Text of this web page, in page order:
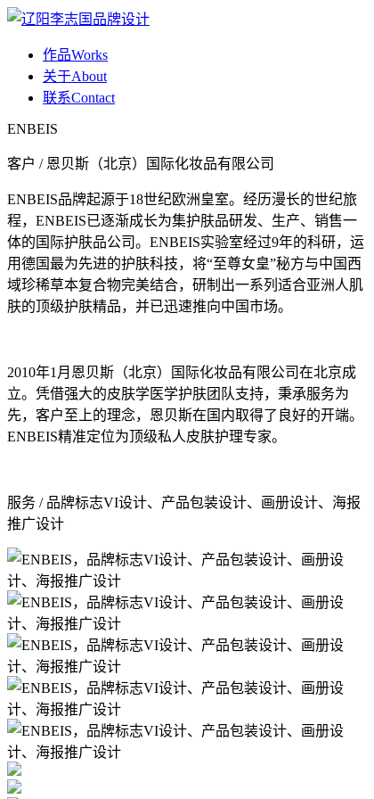
作品Works
关于About
联系Contact
ENBEIS
客户 / 恩贝斯（北京）国际化妆品有限公司
ENBEIS品牌起源于18世纪欧洲皇室。经历漫长的世纪旅
程，ENBEIS已逐渐成长为集护肤品研发、生产、销售一
体的国际护肤品公司。ENBEIS实验室经过9年的科研，运
用德国最为先进的护肤科技，将“至尊女皇”秘方与中国西
域珍稀草本复合物完美结合，研制出一系列适合亚洲人肌
肤的顶级护肤精品，并已迅速推向中国市场。
2010年1月恩贝斯（北京）国际化妆品有限公司在北京成
立。凭借强大的皮肤学医学护肤团队支持，秉承服务为
先，客户至上的理念，恩贝斯在国内取得了良好的开端。
ENBEIS精准定位为顶级私人皮肤护理专家。
服务 / 品牌标志VI设计、产品包装设计、画册设计、海报
推广设计